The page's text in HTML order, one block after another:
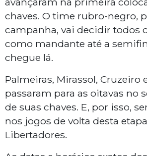
chaves. O time rubro-negro,
campanha, vai decidir todos
como mandante até a
chegue lá.
Palmeiras, Mirassol, Cruzeiro
passaram para as oitavas no
de suas chaves. E, por isso,
nos jogos de volta desta
Libertadores.